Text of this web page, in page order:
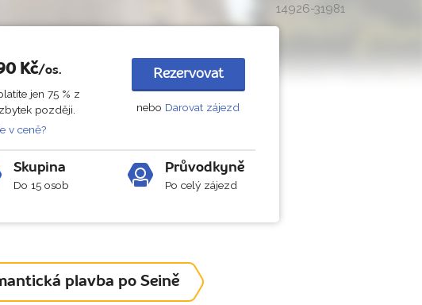
14926-31981
Kč/os.
jen 75 % z
později.
v ceně?
Rezervovat
nebo Darovat zájezd
Skupina
Do 15 osob
Průvodkyně
Po celý zájezd
plavba po Seině